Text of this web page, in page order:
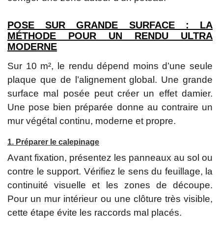
POSE SUR GRANDE SURFACE : LA
MÉTHODE POUR UN RENDU ULTRA
MODERNE
Sur 10 m², le rendu dépend moins d’une seule
plaque que de l’alignement global. Une grande
surface mal posée peut créer un effet damier.
Une pose bien préparée donne au contraire un
mur végétal continu, moderne et propre.
1. Préparer le calepinage
Avant fixation, présentez les panneaux au sol ou
contre le support. Vérifiez le sens du feuillage, la
continuité visuelle et les zones de découpe.
Pour un mur intérieur ou une clôture très visible,
cette étape évite les raccords mal placés.